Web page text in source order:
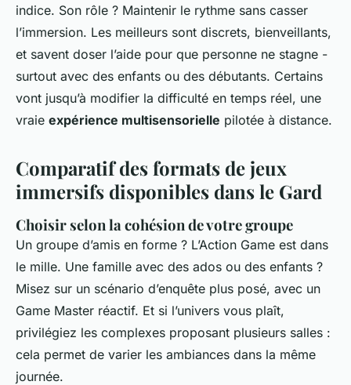
indice. Son rôle ? Maintenir le rythme sans casser
l’immersion. Les meilleurs sont discrets, bienveillants,
et savent doser l’aide pour que personne ne stagne -
surtout avec des enfants ou des débutants. Certains
vont jusqu’à modifier la difficulté en temps réel, une
vraie expérience multisensorielle pilotée à distance.
Comparatif des formats de jeux
immersifs disponibles dans le Gard
Choisir selon la cohésion de votre groupe
Un groupe d’amis en forme ? L’Action Game est dans
le mille. Une famille avec des ados ou des enfants ?
Misez sur un scénario d’enquête plus posé, avec un
Game Master réactif. Et si l’univers vous plaît,
privilégiez les complexes proposant plusieurs salles :
cela permet de varier les ambiances dans la même
journée.